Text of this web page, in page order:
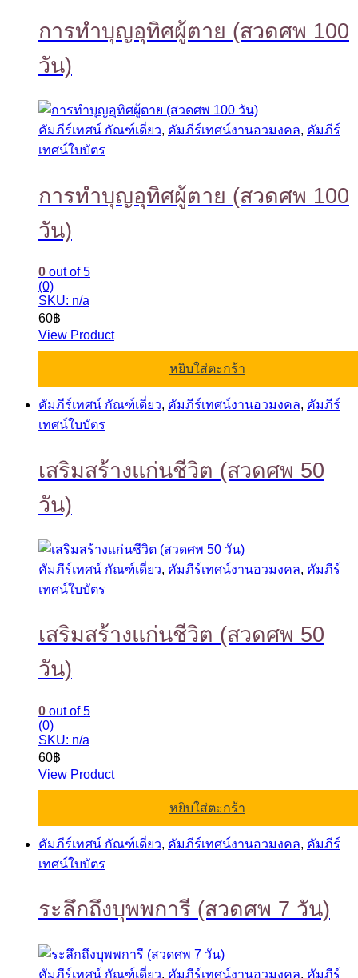
การทำบุญอุทิศผู้ตาย (สวดศพ 100
วัน)
คัมภีร์เทศน์ กัณฑ์เดี่ยว, คัมภีร์เทศน์งานอวมงคล, คัมภีร์
เทศน์ใบบัตร
การทำบุญอุทิศผู้ตาย (สวดศพ 100
วัน)
0 out of 5
(0)
SKU: n/a
60฿
View Product
หยิบใส่ตะกร้า
คัมภีร์เทศน์ กัณฑ์เดี่ยว, คัมภีร์เทศน์งานอวมงคล, คัมภีร์
เทศน์ใบบัตร
เสริมสร้างแก่นชีวิต (สวดศพ 50
วัน)
คัมภีร์เทศน์ กัณฑ์เดี่ยว, คัมภีร์เทศน์งานอวมงคล, คัมภีร์
เทศน์ใบบัตร
เสริมสร้างแก่นชีวิต (สวดศพ 50
วัน)
0 out of 5
(0)
SKU: n/a
60฿
View Product
หยิบใส่ตะกร้า
คัมภีร์เทศน์ กัณฑ์เดี่ยว, คัมภีร์เทศน์งานอวมงคล, คัมภีร์
เทศน์ใบบัตร
ระลึกถึงบุพพการี (สวดศพ 7 วัน)
คัมภีร์เทศน์ กัณฑ์เดี่ยว, คัมภีร์เทศน์งานอวมงคล, คัมภีร์